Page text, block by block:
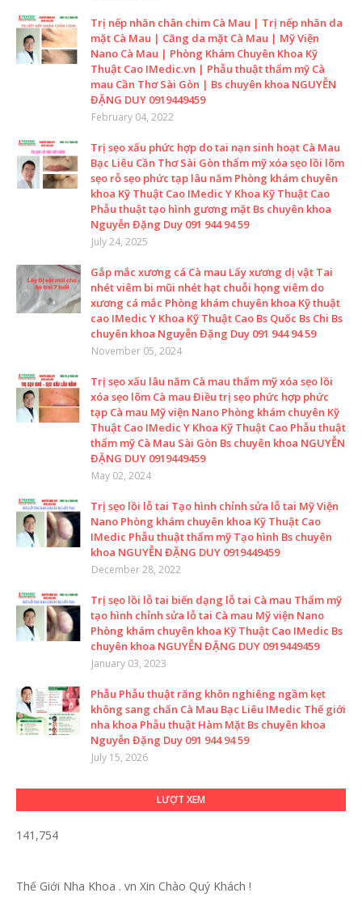
Trị nếp nhăn chân chim Cà Mau | Trị nếp nhăn da
mặt Cà Mau | Căng da mặt Cà Mau | Mỹ Viện
Nano Cà Mau | Phòng Khám Chuyên Khoa Kỹ
Thuật Cao IMedic.vn | Phẫu thuật thẩm mỹ Cà
mau Cần Thơ Sài Gòn | Bs chuyên khoa NGUYỄN
ĐẶNG DUY 0919449459
February 04, 2022
Trị sẹo xấu phức hợp do tai nạn sinh hoạt Cà Mau
Bạc Liêu Cần Thơ Sài Gòn thẩm mỹ xóa sẹo lồi lõm
sẹo rỗ sẹo phức tạp lâu năm Phòng khám chuyên
khoa Kỹ Thuật Cao IMedic Y Khoa Kỹ Thuật Cao
Phẫu thuật tạo hình gương mặt Bs chuyên khoa
Nguyễn Đặng Duy 091 944 94 59
July 24, 2025
Gắp mắc xương cá Cà mau Lấy xương dị vật Tai
nhét viêm bi mũi nhét hạt chuỗi họng viêm do
xương cá mắc Phòng khám chuyên khoa Kỹ thuật
cao IMedic Y Khoa Kỹ Thuật Cao Bs Quốc Bs Chi Bs
chuyên khoa Nguyễn Đặng Duy 091 944 94 59
November 05, 2024
Trị sẹo xấu lâu năm Cà mau thẩm mỹ xóa sẹo lồi
xóa sẹo lõm Cà mau Điều trị sẹo phức hợp phức
tạp Cà mau Mỹ viện Nano Phòng khám chuyên Kỹ
Thuật Cao IMedic Y Khoa Kỹ Thuật Cao Phẫu thuật
thẩm mỹ Cà Mau Sài Gòn Bs chuyên khoa NGUYỄN
ĐẶNG DUY 0919449459
May 02, 2024
Trị sẹo lồi lỗ tai Tạo hình chỉnh sửa lỗ tai Mỹ Viện
Nano Phòng khám chuyên khoa Kỹ Thuật Cao
IMedic Phẫu thuật thẩm mỹ Tạo hình Bs chuyên
khoa NGUYỄN ĐẶNG DUY 0919449459
December 28, 2022
Trị sẹo lồi lỗ tai biến dạng lỗ tai Cà mau Thẩm mỹ
tạo hình chỉnh sửa lỗ tai Cà mau Mỹ viện Nano
Phòng khám chuyên khoa Kỹ Thuật Cao IMedic Bs
chuyên khoa NGUYỄN ĐẶNG DUY 0919449459
January 03, 2023
Phẫu Phẫu thuật răng khôn nghiêng ngầm kẹt
không sang chấn Cà Mau Bạc Liêu IMedic Thế giới
nha khoa Phẫu thuật Hàm Mặt Bs chuyên khoa
Nguyễn Đặng Duy 091 944 94 59
July 15, 2026
LƯỢT XEM
141,754
Thế Giới Nha Khoa . vn Xin Chào Quý Khách !